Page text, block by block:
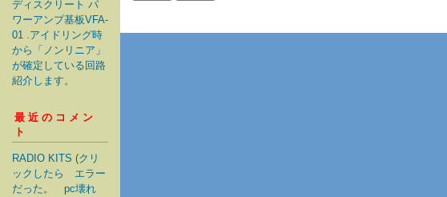
ディスクリート パ
ワーアンプ基板VFA-
01 .アイドリング時
から「ノンリニア」
が確定している回路
紹介します。
最近のコメン
ト
RADIO KITS (クリ
ックしたら エラー
だった。 pc壊れ